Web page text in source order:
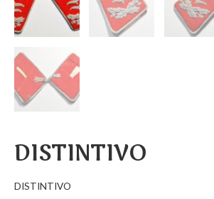
DISTINTIVO
DISTINTIVO